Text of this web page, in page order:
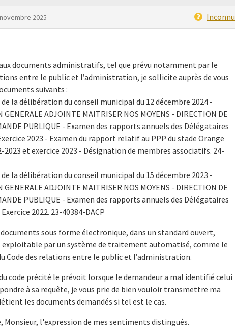
2025 Inconnu
documents administratifs, tel que prévu notamment par le
entre le public et l’administration, je sollicite auprès de vous
suivants :
la délibération du conseil municipal du 12 décembre 2024 -
ADJOINTE MAITRISER NOS MOYENS - DIRECTION DE
PUBLIQUE - Examen des rapports annuels des Délégataires
2023 - Examen du rapport relatif au PPP du stade Orange
2023 et exercice 2023 - Désignation de membres associatifs. 24-
la délibération du conseil municipal du 15 décembre 2023 -
ADJOINTE MAITRISER NOS MOYENS - DIRECTION DE
PUBLIQUE - Examen des rapports annuels des Délégataires
2022. 23-40384-DACP
sous forme électronique, dans un standard ouvert,
par un système de traitement automatisé, comme le
Code des relations entre le public et l’administration.
code précité le prévoit lorsque le demandeur a mal identifié celui
à sa requête, je vous prie de bien vouloir transmettre ma
les documents demandés si tel est le cas.
Monsieur, l'expression de mes sentiments distingués.